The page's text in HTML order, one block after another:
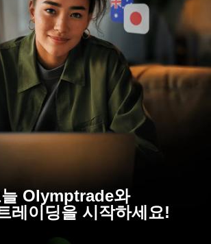
Olymptrade와
레이딩을 시작하세요!